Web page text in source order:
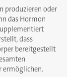
produzieren oder
das Hormon
dass
bereitgestellt
ermöglichen.